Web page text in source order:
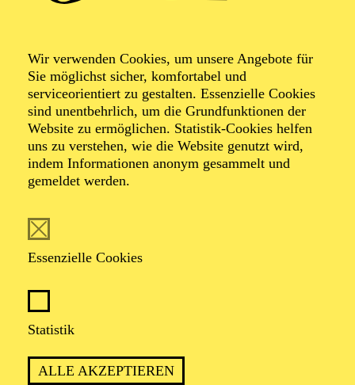
Wir verwenden Cookies, um unsere Angebote für
Sie möglichst sicher, komfortabel und
serviceorientiert zu gestalten. Essenzielle Cookies
sind unentbehrlich, um die Grundfunktionen der
Website zu ermöglichen. Statistik-Cookies helfen
uns zu verstehen, wie die Website genutzt wird,
indem Informationen anonym gesammelt und
gemeldet werden.
Essenzielle Cookies
Statistik
ALLE AKZEPTIEREN
Johannes Leiacker
Bühnenbild
Johannes Leiacker studierte nach einer Tischlerlehre
Grafik und Design an der Wiesbadener Kunstschule. Er
das Theater an der Wien, die Opéra National de Paris,
das Royal Opera House Covent Garden in London, die
Nationale Opera Amsterdam, die Metropolitan Opera in